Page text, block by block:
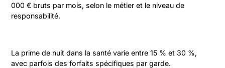
000 € bruts par mois, selon le métier et le niveau de
responsabilité.
La prime de nuit dans la santé varie entre 15 % et 30 %,
avec parfois des forfaits spécifiques par garde.